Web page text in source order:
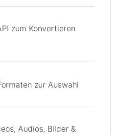
zum Konvertieren
zur Auswahl
Audios, Bilder &